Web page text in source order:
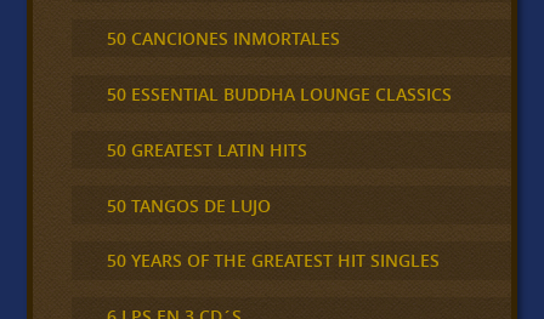
50 CANCIONES INMORTALES
50 ESSENTIAL BUDDHA LOUNGE CLASSICS
50 GREATEST LATIN HITS
50 TANGOS DE LUJO
50 YEARS OF THE GREATEST HIT SINGLES